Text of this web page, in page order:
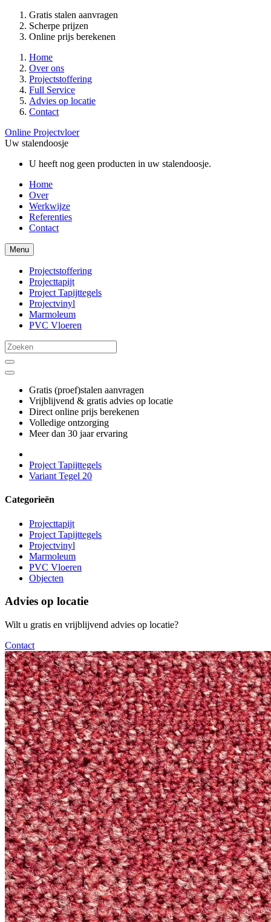
Gratis stalen aanvragen
Scherpe prijzen
Online prijs berekenen
Home
Over ons
Projectstoffering
Full Service
Advies op locatie
Contact
Online Projectvloer
Uw stalendoosje
U heeft nog geen producten in uw stalendoosje.
Home
Over
Werkwijze
Referenties
Contact
Menu
Projectstoffering
Projecttapijt
Project Tapijttegels
Projectvinyl
Marmoleum
PVC Vloeren
Gratis (proef)stalen aanvragen
Vrijblijvend & gratis advies op locatie
Direct online prijs berekenen
Volledige ontzorging
Meer dan 30 jaar ervaring
Project Tapijttegels
Variant Tegel 20
Categorieën
Projecttapijt
Project Tapijttegels
Projectvinyl
Marmoleum
PVC Vloeren
Objecten
Advies op locatie
Wilt u gratis en vrijblijvend advies op locatie?
Contact